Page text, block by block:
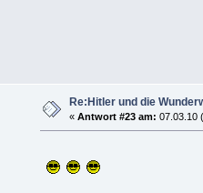
Re:Hitler und die
« Antwort #23 am: 07.03.10